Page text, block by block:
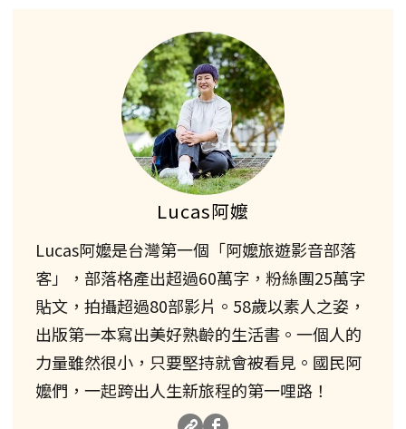
Lucas阿嬤
Lucas阿嬤是台灣第一個「阿嬤旅遊影音部落
客」，部落格產出超過60萬字，粉絲團25萬字
貼文，拍攝超過80部影片。58歲以素人之姿，
出版第一本寫出美好熟齡的生活書。一個人的
力量雖然很小，只要堅持就會被看見。國民阿
嬤們，一起跨出人生新旅程的第一哩路！